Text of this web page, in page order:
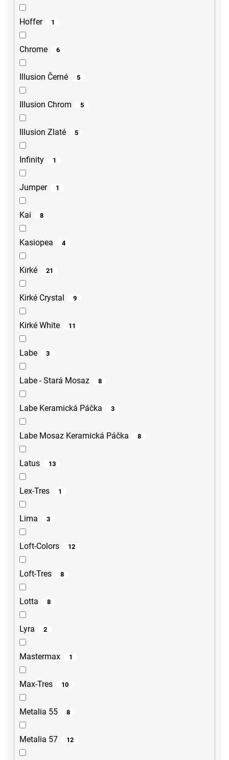
Hoffer 1
Chrome 6
Illusion Černé 5
Illusion Chrom 5
Illusion Zlaté 5
Infinity 1
Jumper 1
Kai 8
Kasiopea 4
Kirké 21
Kirké Crystal 9
Kirké White 11
Labe 3
Labe - Stará Mosaz 8
Labe Keramická Páčka 3
Labe Mosaz Keramická Páčka 8
Latus 13
Lex-Tres 1
Lima 3
Loft-Colors 12
Loft-Tres 8
Lotta 8
Lyra 2
Mastermax 1
Max-Tres 10
Metalia 55 8
Metalia 57 12